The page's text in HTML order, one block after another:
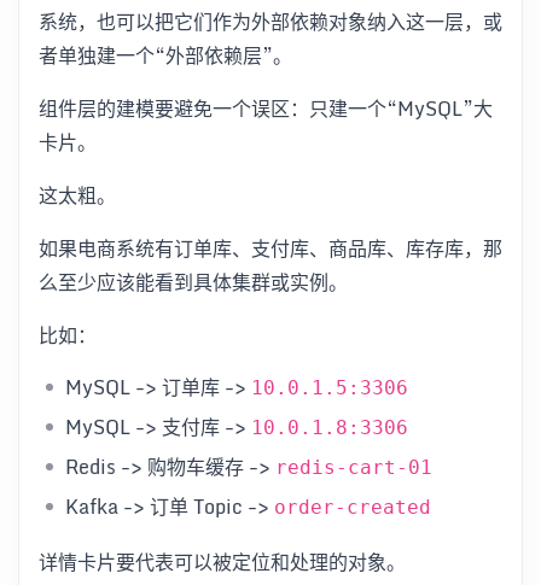
系统，也可以把它们作为外部依赖对象纳入这一层，或
者单独建一个“外部依赖层”。
组件层的建模要避免一个误区：只建一个“MySQL”大
卡片。
这太粗。
如果电商系统有订单库、支付库、商品库、库存库，那
么至少应该能看到具体集群或实例。
比如：
MySQL -> 订单库 -> 10.0.1.5:3306
MySQL -> 支付库 -> 10.0.1.8:3306
Redis -> 购物车缓存 -> redis-cart-01
Kafka -> 订单 Topic -> order-created
详情卡片要代表可以被定位和处理的对象。